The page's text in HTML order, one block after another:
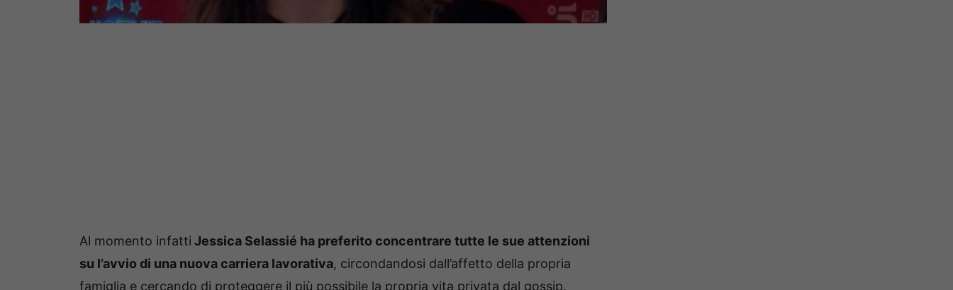
Al momento infatti Jessica Selassié ha preferito concentrare tutte le sue attenzioni
su l’avvio di una nuova carriera lavorativa, circondandosi dall’affetto della propria
famiglia e cercando di proteggere il più possibile la propria vita privata dal gossip.